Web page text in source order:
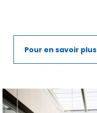
Pour en savoir plus